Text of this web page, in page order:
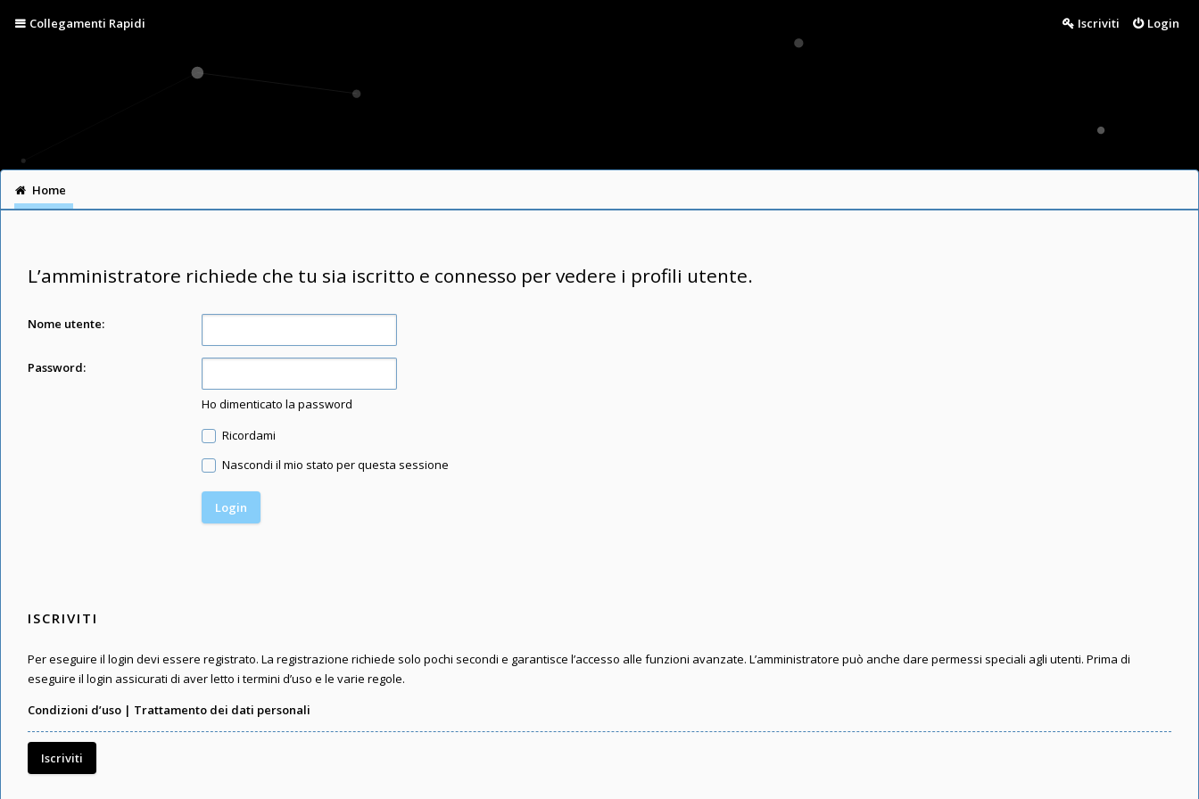
Collegamenti Rapidi Login
Iscriviti
Home
L’amministratore richiede che tu sia iscritto e connesso per vedere i profili utente.
Nome utente:
Password:
Ho dimenticato la password
Ricordami
Nascondi il mio stato per questa sessione
ISCRIVITI
Per eseguire il login devi essere registrato. La registrazione richiede solo pochi secondi e garantisce l’accesso alle funzioni avanzate. L’amministratore può anche dare permessi speciali agli utenti. Prima di
eseguire il login assicurati di aver letto i termini d’uso e le varie regole.
Condizioni d’uso | Trattamento dei dati personali
Iscriviti